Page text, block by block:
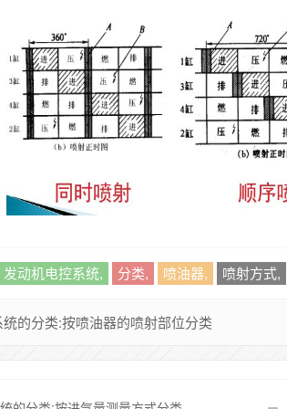
发动机电控系统, 分类, 喷油器, 喷射方式,
的分类:按喷油器的喷射部位分类